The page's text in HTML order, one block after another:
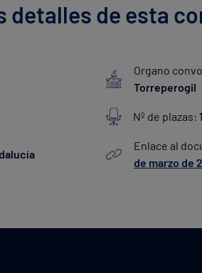
detalles de esta
Organo
Torreperogil
Nº de plazas: 1
Enlace al
de marzo de